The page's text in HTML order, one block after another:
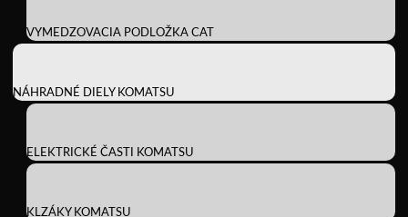
VYMEDZOVACIA PODLOŽKA CAT
NÁHRADNÉ DIELY KOMATSU
ELEKTRICKÉ ČASTI KOMATSU
KLZÁKY KOMATSU